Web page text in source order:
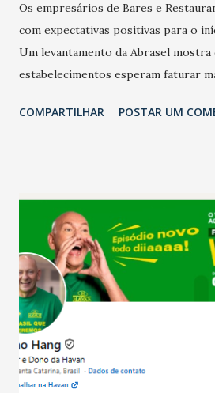
Os empresários de Bares e
com expectativas positivas para o
Um levantamento da Abrasel mostra
estabelecimentos esperam faturar
relação ao último trimestre deste
confraternizações de fim de ano e
Salário para um número maior de
país tem a menor taxa de
Ainda segundo a Pesquisa, em
bares e restaurantes operaram
registraram equilíbrio financeiro. Já
estabelecimentos no prejuízo ficou
do observado no mês anterior.
novembro. Em relação a outubro, o
COMPARTILHAR POSTAR UM